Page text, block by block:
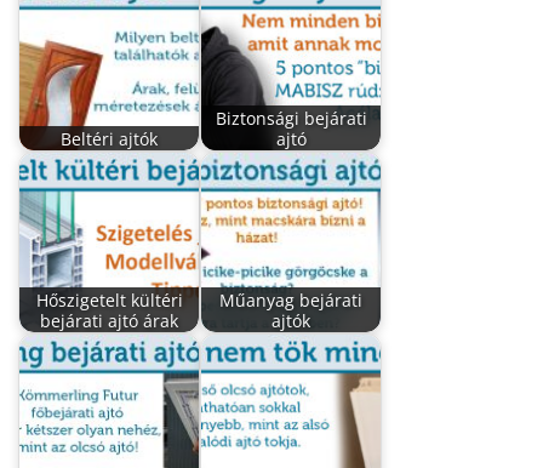
Beltéri ajtók
Biztonsági bejárati
ajtó
Hőszigetelt kültéri
bejárati ajtó árak
Műanyag bejárati
ajtók